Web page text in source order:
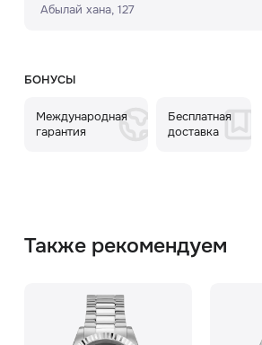
Абылай хана, 127
БОНУСЫ
Международная
гарантия
Бесплатная
доставка
Также рекомендуем